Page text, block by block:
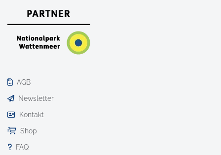
AGB
Newsletter
Kontakt
Shop
FAQ